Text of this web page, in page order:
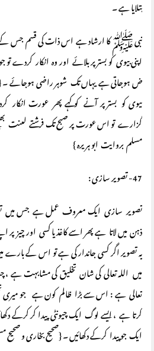
بتلایا ہے ۔
نبی ﷺ کا ارشاد ہے اس ذات کی قسم جس کے
اپنی بیوی کو بستر پر بلائے اور وہ انکار
ض ہوجاتی ہے یہاں تک شوہر راضی ہوجائے ۔
بیوی کو بستر پر آنے کو کہے پھر عورت
گزارے تو اس عورت پر صبح تک فرشتے لعنت
مسلم بروایت ابو ہریرہ }
47- تصویر سازی :
تصویر سازی ایک معروف عمل ہے جس میں
ذہن میں لاتا ہے پھر اسے کاغذ یا کسی اور چیز پر
یہ تصویر اگر کسی جاندار کی ہے تو اس کے
میں اللہ تعالی کی شان تخلیق کی مشابہت ہے
تعالی ہے : اس سے بڑا ظالم کون ہے جو
کرتا ہے ، ایسے لوگ ایک چیونٹی پیدا کر کرکے
ایک جو پیدا کرکے دکھائیں ۔ {صحیح بخاری و صحیح